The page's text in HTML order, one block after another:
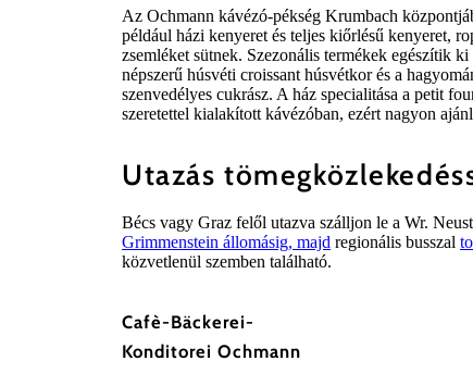
Az Ochmann kávézó-pékség Krumbach
például házi kenyeret és teljes kiőrlésű kenyeret,
zsemléket sütnek. Szezonális termékek egészítik
népszerű húsvéti croissant húsvétkor és a
szenvedélyes cukrász. A ház specialitása a petit
szeretettel kialakított kávézóban, ezért nagyon
Utazás
Bécs vagy Graz felől utazva szálljon le a Wr.
Grimmenstein állomásig, majd regionális busszal
közvetlenül szemben található.
Cafè-Bäckerei-
Konditorei Ochmann